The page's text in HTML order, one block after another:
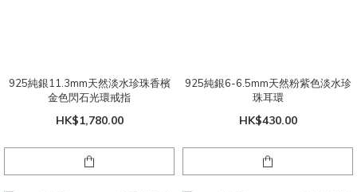
925純銀11.3mm天然淡水珍珠香檳
金色閃石光環戒指
HK$1,780.00
925純銀6-6.5mm天然粉紫色淡水珍
珠耳環
HK$430.00